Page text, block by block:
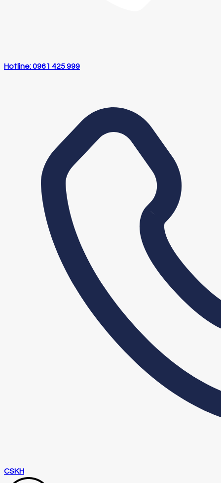
Hotline: 0961 425 999
CSKH